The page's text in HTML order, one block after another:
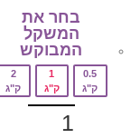
בחר את
המשקל
המבוקש‎
0.5
ק"ג
1
ק"ג
2
ק"ג